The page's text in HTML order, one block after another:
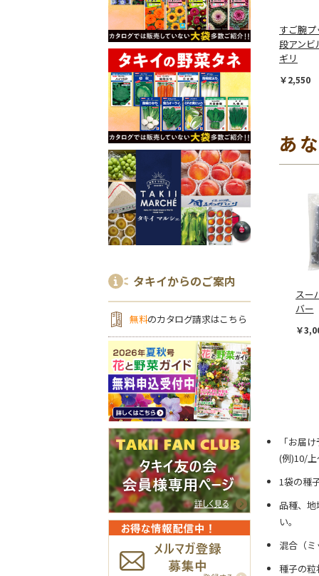
タキイからのご案内
無料のカタログ請求はこちら
すご腕
段アンビ
ギリ
￥2,550
あ
スー
バー
￥
「お届
(例)10/
1袋の種
品種、
い。
混合（
種子の粒